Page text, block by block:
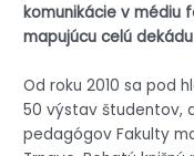
komunikácie v médiu
mapujúcu celú
Od roku 2010 sa pod
50 výstav študentov,
pedagógov Fakulty